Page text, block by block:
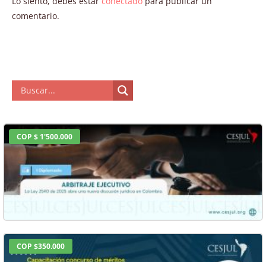
comentario.
COP $ 1'500.000
COP $350.000